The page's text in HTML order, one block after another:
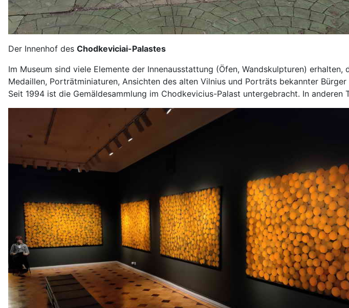
Der Innenhof des Chodkeviciai-Palastes
Im Museum sind viele Elemente der Innenausstattung (Öfen, Wandskulpturen)
Medaillen, Porträtminiaturen, Ansichten des alten Vilnius und Porträts bekannter
Seit 1994 ist die Gemäldesammlung im Chodkevicius-Palast untergebracht. In